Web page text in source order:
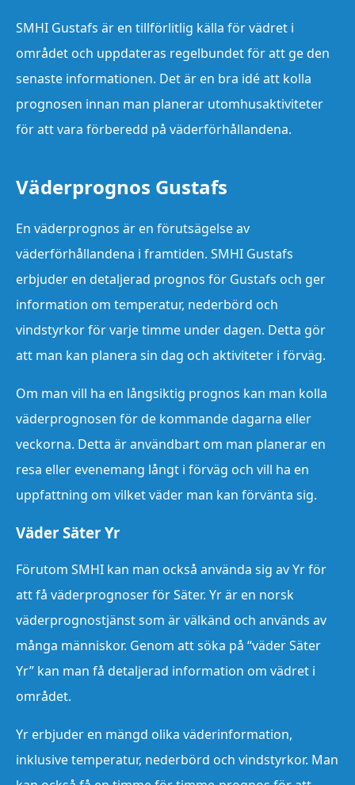
SMHI Gustafs är en tillförlitlig källa för vädret i
området och uppdateras regelbundet för att ge den
senaste informationen. Det är en bra idé att kolla
prognosen innan man planerar utomhusaktiviteter
för att vara förberedd på väderförhållandena.
Väderprognos Gustafs
En väderprognos är en förutsägelse av
väderförhållandena i framtiden. SMHI Gustafs
erbjuder en detaljerad prognos för Gustafs och ger
information om temperatur, nederbörd och
vindstyrkor för varje timme under dagen. Detta gör
att man kan planera sin dag och aktiviteter i förväg.
Om man vill ha en långsiktig prognos kan man kolla
väderprognosen för de kommande dagarna eller
veckorna. Detta är användbart om man planerar en
resa eller evenemang långt i förväg och vill ha en
uppfattning om vilket väder man kan förvänta sig.
Väder Säter Yr
Förutom SMHI kan man också använda sig av Yr för
att få väderprognoser för Säter. Yr är en norsk
väderprognostjänst som är välkänd och används av
många människor. Genom att söka på “väder Säter
Yr” kan man få detaljerad information om vädret i
området.
Yr erbjuder en mängd olika väderinformation,
inklusive temperatur, nederbörd och vindstyrkor. Man